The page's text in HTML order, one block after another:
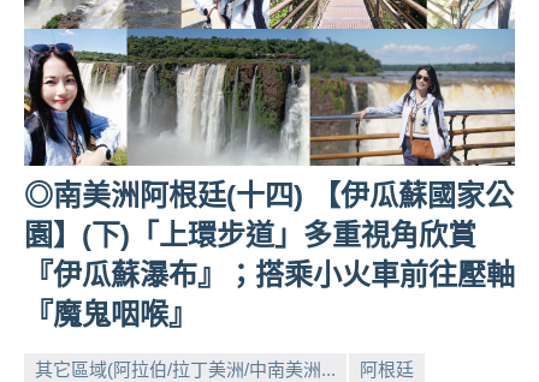
窟
泰
國
旅
遊
書
作
者、
各
及
◎南美洲阿根廷(十四) 【伊瓜蘇國家公
園】(下)「上環步道」多重視角欣賞
『伊瓜蘇瀑布』；搭乘小火車前往壓軸
『魔鬼咽喉』
其它區域(阿拉伯/拉丁美洲/中南美洲...
阿根廷